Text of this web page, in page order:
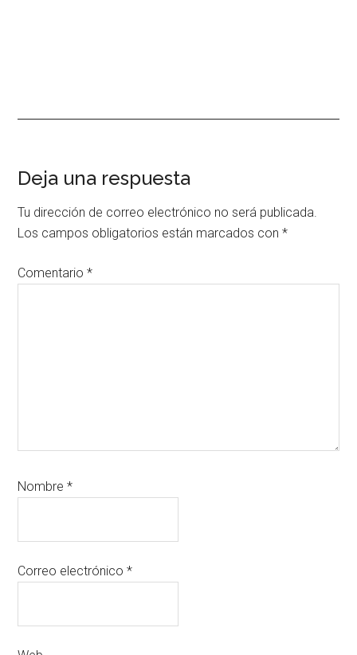
Interacciones
con
los
lectores
Deja una respuesta
Tu dirección de correo electrónico no será publicada.
Los campos obligatorios están marcados con*
Comentario*
Nombre*
Correo electrónico*